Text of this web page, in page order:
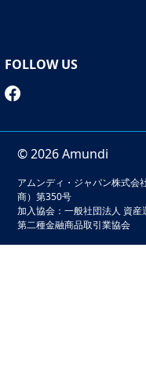
ん。
一方で、「（ ）を失
にも関わらず、わざわ
持ちになって得るもの
る？」と怪訝そうな顔
て、多くの場合、皆さ
ます。
FOLLOW US
© 2026 Amundi
アムンディ・ジャパン株式
商）第350号
加入協会：一般社団法人 資
第二種金融商品取引業協会